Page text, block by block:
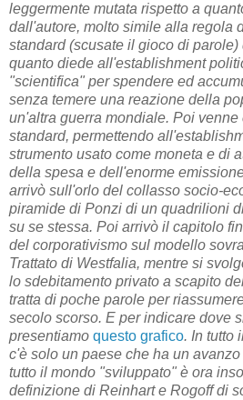
leggermente mutata rispetto a
dall'autore, molto simile alla regola
standard (scusate il gioco di parole)
quanto diede all'establishment
"scientifica" per spendere ed
senza temere una reazione della
un'altra guerra mondiale. Poi
standard, permettendo
strumento usato come moneta e di
della spesa e dell'enorme
arrivò sull'orlo del collasso socio-
piramide di Ponzi di un quadrilioni
su se stessa. Poi arrivò il capitolo
del corporativismo sul modello
Trattato di Westfalia, mentre si
lo sdebitamento privato a scapito
tratta di poche parole per
secolo scorso. E per indicare dove
presentiamo questo grafico. In tutto
c'è solo un paese che ha un
tutto il mondo "sviluppato" è ora
definizione di Reinhart e Rogoff di